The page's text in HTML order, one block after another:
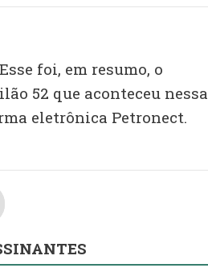
foi, em resumo, o
52 que aconteceu nessa
eletrônica Petronect.